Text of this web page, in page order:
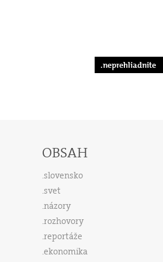
.neprehliadnite
OBSAH
slovensko
svet
názory
rozhovory
reportáže
ekonomika